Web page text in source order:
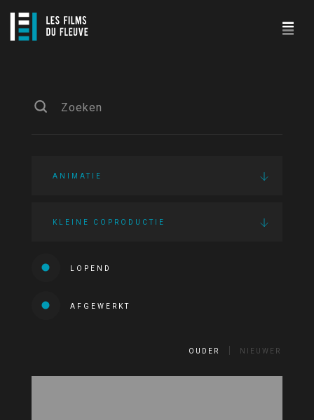
ANIMATIE
KLEINE COPRODUCTIE
LOPEND
AFGEWERKT
OUDER NIEUWER